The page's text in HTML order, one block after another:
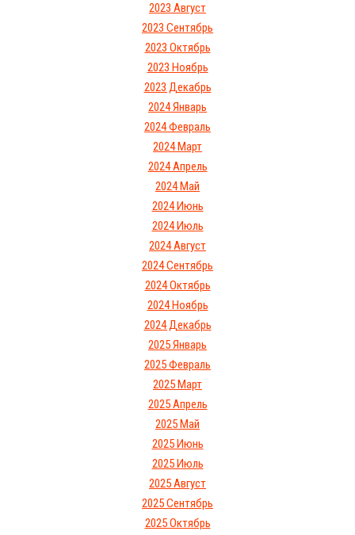
2023 Август
2023 Сентябрь
2023 Октябрь
2023 Ноябрь
2023 Декабрь
2024 Январь
2024 Февраль
2024 Март
2024 Апрель
2024 Май
2024 Июнь
2024 Июль
2024 Август
2024 Сентябрь
2024 Октябрь
2024 Ноябрь
2024 Декабрь
2025 Январь
2025 Февраль
2025 Март
2025 Апрель
2025 Май
2025 Июнь
2025 Июль
2025 Август
2025 Сентябрь
2025 Октябрь